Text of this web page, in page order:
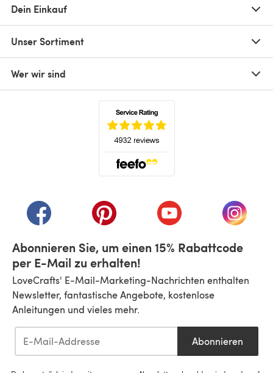
Dein Einkauf
Unser Sortiment
Wer wir sind
(öffnet sich in einem neuen Tab)
(öffnet sich in einem neuen Tab)
(öffnet sich in einem
(öffnet
Abonnieren Sie, um einen 15% Rabattcode
per E-Mail zu erhalten!
LoveCrafts' E-Mail-Marketing-Nachrichten enthalten
Newsletter, fantastische Angebote, kostenlose
Anleitungen und vieles mehr.
Abonnieren